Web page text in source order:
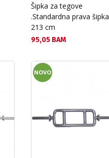
Šipka za tegove
.Standardna prava šipka
213 cm
Текуща цена:
95,05 BAM
NOVO